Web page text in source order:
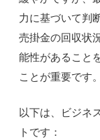
力に基づいて判
売掛金の回収状
能性があること
ことが重要です。
以下は、ビジネ
トです：